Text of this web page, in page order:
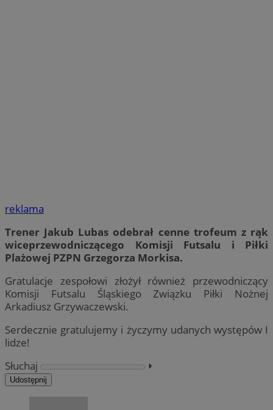
reklama
Trener Jakub Lubas odebrał cenne trofeum z rąk
wiceprzewodniczącego Komisji Futsalu i Piłki
Plażowej PZPN Grzegorza Morkisa.
Gratulacje zespołowi złożył również przewodniczący
Komisji Futsalu Śląskiego Związku Piłki Nożnej
Arkadiusz Grzywaczewski.
Serdecznie gratulujemy i życzymy udanych występów I
lidze!
Słuchaj
⏵︎
Udostępnij